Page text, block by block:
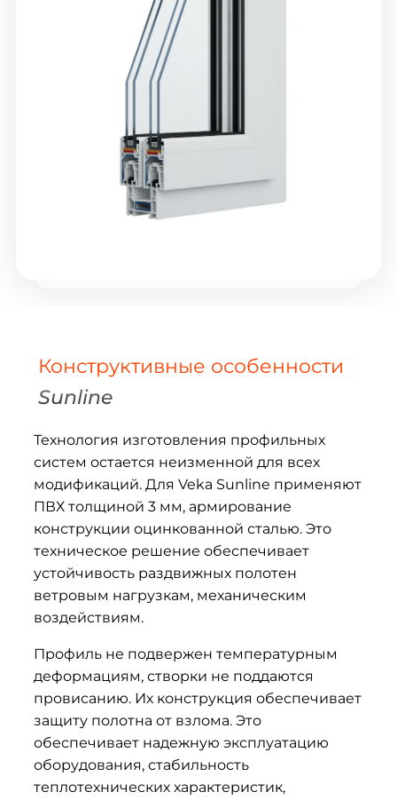
Конструктивные особенности
Sunline
Технология изготовления профильных
систем остается неизменной для всех
модификаций. Для Veka Sunline применяют
ПВХ толщиной 3 мм, армирование
конструкции оцинкованной сталью. Это
техническое решение обеспечивает
устойчивость раздвижных полотен
ветровым нагрузкам, механическим
воздействиям.
Профиль не подвержен температурным
деформациям, створки не поддаются
провисанию. Их конструкция обеспечивает
защиту полотна от взлома. Это
обеспечивает надежную эксплуатацию
оборудования, стабильность
теплотехнических характеристик,